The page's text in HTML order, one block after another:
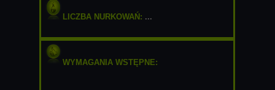
WYMAGANIA WSTĘPNE:
LICZBA NURKOWAŃ: ...